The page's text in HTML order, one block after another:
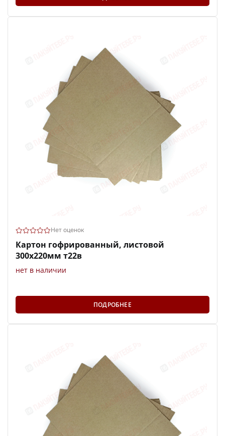
Нет оценок
Картон гофрированный, листовой
300х220мм т22в
нет в наличии
ПОДРОБНЕЕ